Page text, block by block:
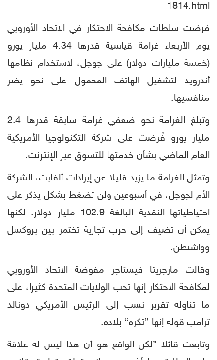
1814.html
فرضت سلطات مكافحة الاحتكار في الاتحاد الأوروبي
يوم الأربعاء غرامة قياسية قدرها 4.34 مليار يورو
(خمسة مليارات دولار) على جوجل، لاستخدام نظامها
أندرويد لتشغيل الهاتف المحمول على نحو يضر
منافسيها.
وتبلغ الغرامة نحو ضعفي غرامة سابقة قدرها 2.4
مليار يورو فُرضت على شركة التكنولوجيا الأمريكية
العام الماضي بشأن خدمتها للتسوق عبر الإنترنت.
وتمثل الغرامة ما يزيد قليلا عن إيرادات ألفابت، الشركة
الأم لجوجل، في أسبوعين ولن تضغط بشكل يذكر على
احتياطياتها النقدية البالغة 102.9 مليار دولار. لكنها
يمكن أن تضيف إلى حرب تجارية تختمر بين بروكسل
وواشنطن.
وقالت مارجريتا فيستاجر مفوضة الاتحاد الأوروبي
لمكافحة الاحتكار إنها تحب الولايات المتحدة كثيرا، على
ما تناوله تقرير نسب إلى الرئيس الأمريكي دونالد
ترامب قوله إنها ”تكره“ بلاده.
وتابعت قائلا ”لكن الواقع هو أن هذا ليس له علاقة